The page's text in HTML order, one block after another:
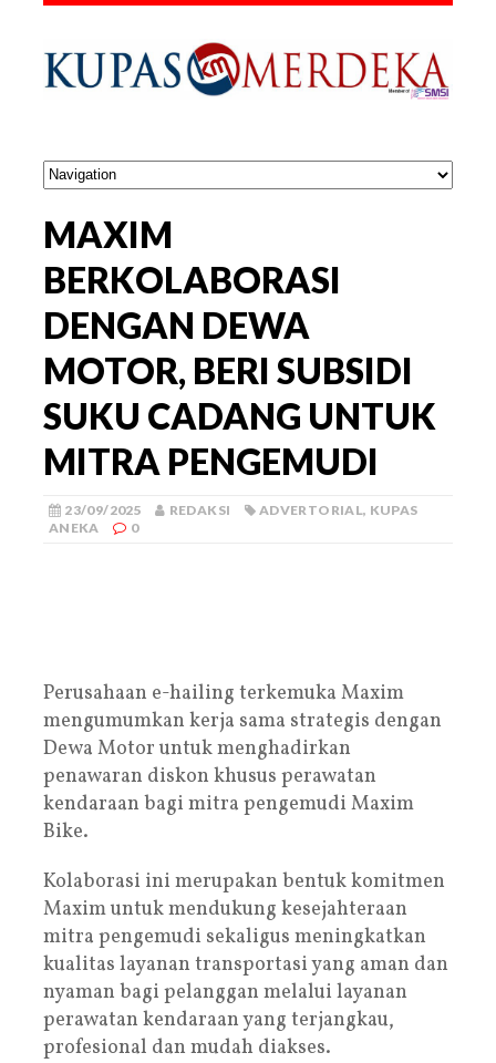
MAXIM
BERKOLABORASI
DENGAN DEWA
MOTOR, BERI SUBSIDI
SUKU CADANG UNTUK
MITRA PENGEMUDI
23/09/2025 REDAKSI ADVERTORIAL, KUPAS
ANEKA
0
Perusahaan e-hailing terkemuka Maxim
mengumumkan kerja sama strategis dengan
Dewa Motor untuk menghadirkan
penawaran diskon khusus perawatan
kendaraan bagi mitra pengemudi Maxim
Bike.
Kolaborasi ini merupakan bentuk komitmen
Maxim untuk mendukung kesejahteraan
mitra pengemudi sekaligus meningkatkan
kualitas layanan transportasi yang aman dan
nyaman bagi pelanggan melalui layanan
perawatan kendaraan yang terjangkau,
profesional dan mudah diakses.